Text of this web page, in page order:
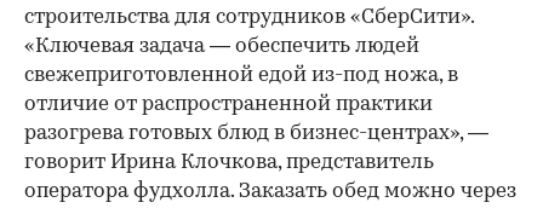
строительства для сотрудников «СберСити».
«Ключевая задача — обеспечить людей
свежеприготовленной едой из-под ножа, в
отличие от распространенной практики
разогрева готовых блюд в бизнес-центрах», —
говорит Ирина Клочкова, представитель
оператора фудхолла. Заказать обед можно через